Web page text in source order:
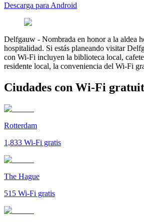
Descarga para Android
Delfgauw - Nombrada en honor a la aldea
hospitalidad. Si estás planeando visitar
con Wi-Fi incluyen la biblioteca local,
residente local, la conveniencia del Wi-Fi
Ciudades con Wi-Fi
Rotterdam
1,833 Wi-Fi gratis
The Hague
515 Wi-Fi gratis